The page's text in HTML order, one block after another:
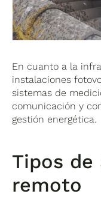
En cuanto a la
instalaciones
sistemas de
comunicación y
gestión energética.
Tipos de
remoto